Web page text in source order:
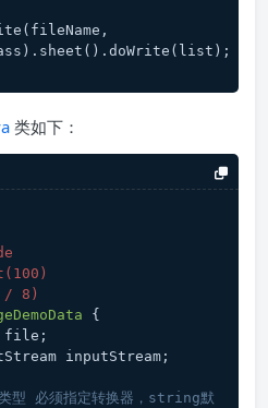
类如下：
/ 8)
{
file;
inputStream;